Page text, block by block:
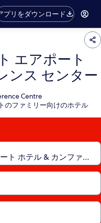
プリをダウンロード
エアポート
ンス センター
Centre
のファミリー向けのホテル